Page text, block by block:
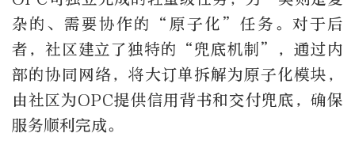
杂的、需要协作的“原子化”任务。对于后
者，社区建立了独特的“兜底机制”，通过内
部的协同网络，将大订单拆解为原子化模块，
由社区为OPC提供信用背书和交付兜底，确保
服务顺利完成。